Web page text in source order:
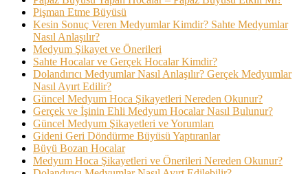
Pişman Etme Büyüsü
Kesin Sonuç Veren Medyumlar Kimdir? Sahte Medyumlar
Nasıl Anlaşılır?
Medyum Şikayet ve Önerileri
Sahte Hocalar ve Gerçek Hocalar Kimdir?
Dolandırıcı Medyumlar Nasıl Anlaşılır? Gerçek Medyumlar
Nasıl Ayırt Edilir?
Güncel Medyum Hoca Şikayetleri Nereden Okunur?
Gerçek ve İşinin Ehli Medyum Hocalar Nasıl Bulunur?
Güncel Medyum Şikayetleri ve Yorumları
Gideni Geri Döndürme Büyüsü Yaptıranlar
Büyü Bozan Hocalar
Medyum Hoca Şikayetleri ve Önerileri Nereden Okunur?